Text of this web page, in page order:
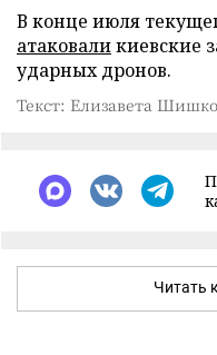
В конце июля
атаковаликиевские
ударных дронов.
Текст: Елизавета
Читать